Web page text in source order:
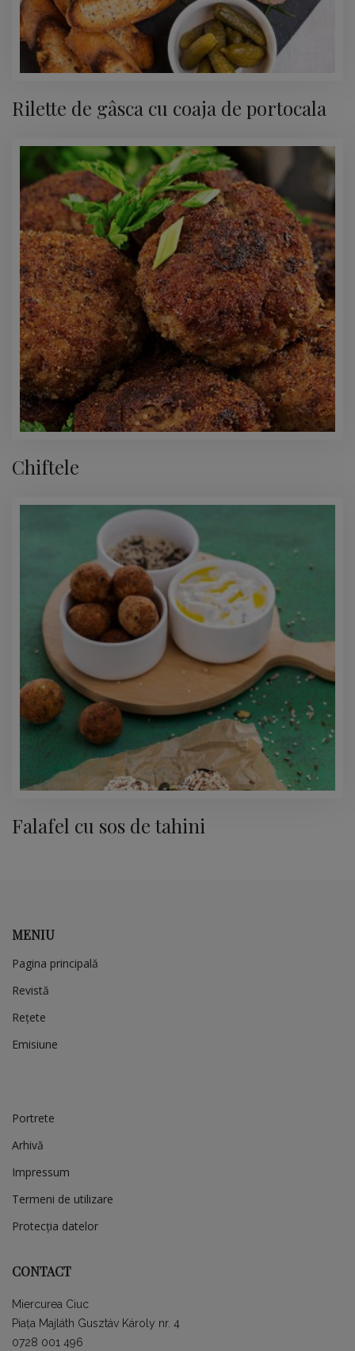
Rilette de gâsca cu coaja de portocala
Chiftele
Falafel cu sos de tahini
MENIU
Pagina principală
Revistă
Rețete
Emisiune
Portrete
Arhivă
Impressum
Termeni de utilizare
Protecția datelor
CONTACT
Miercurea Ciuc
Piața Majláth Gusztáv Károly nr. 4
0728 001 496